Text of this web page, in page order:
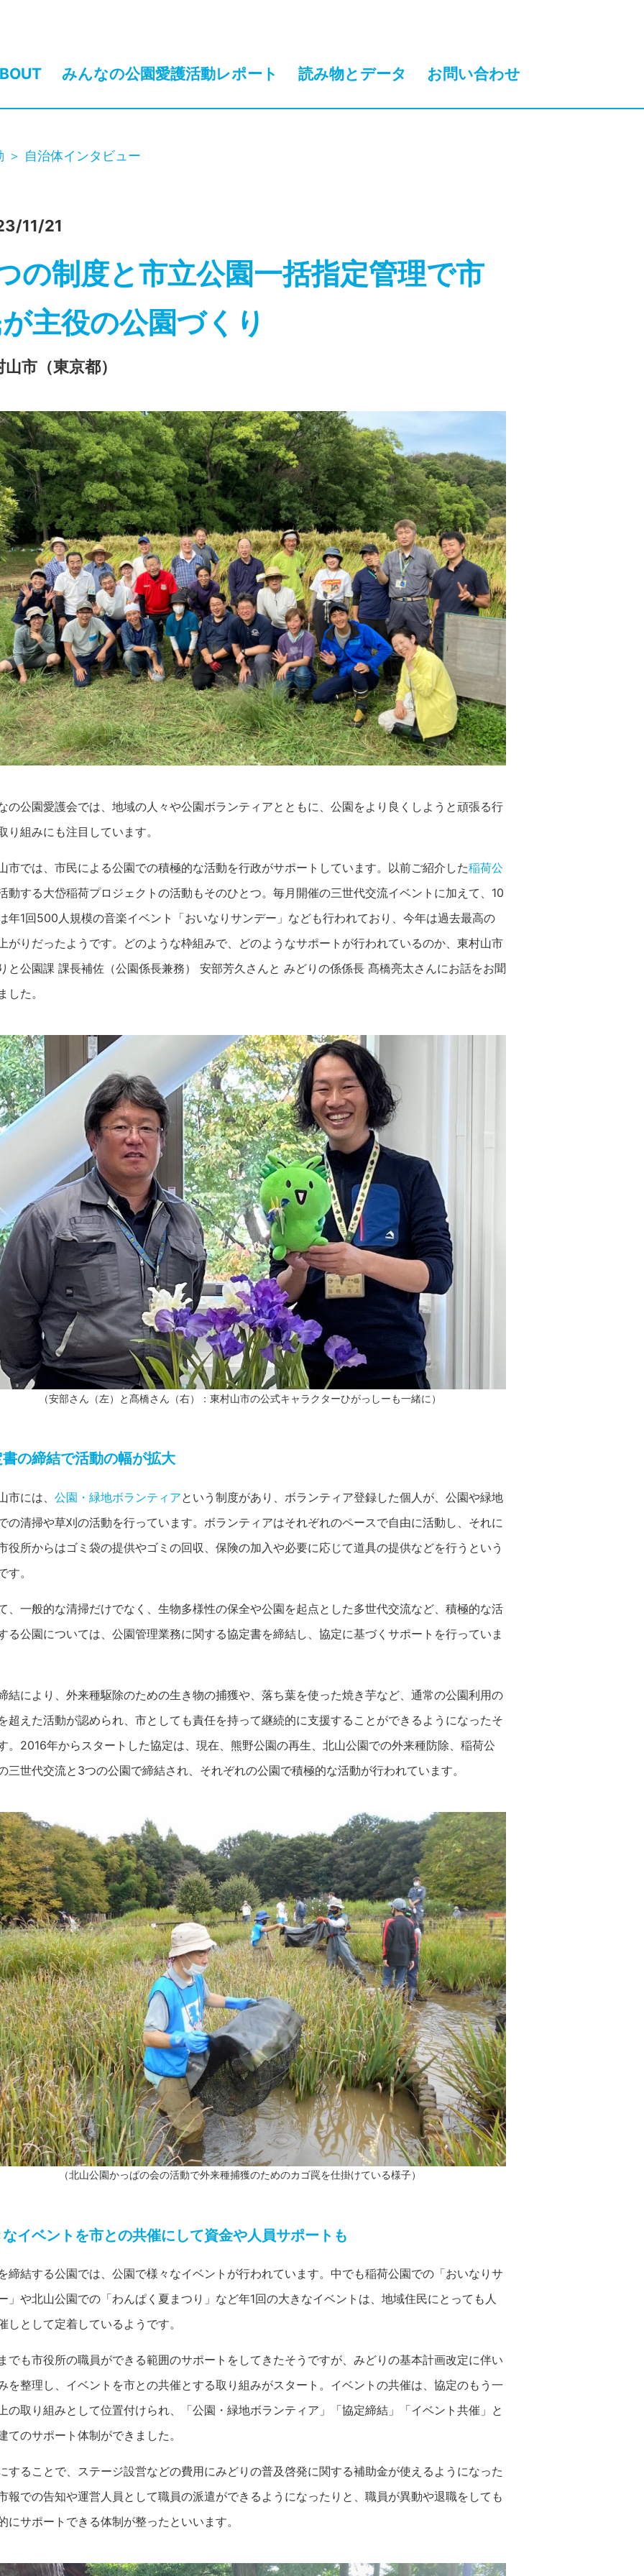
みんなの公園愛護活動レポート 読み物とデータ お問い合わせ
自治体インタビュー
11/21
の制度と市立公園一括指定管理で市
主役の公園づくり
市（東京都）
の公園愛護会では、地域の人々や公園ボランティアとともに、公園をより良くしようと頑張る行
り組みにも注目しています。
市では、市民による公園での積極的な活動を行政がサポートしています。以前ご紹介した稲荷公
動する大岱稲荷プロジェクトの活動もそのひとつ。毎月開催の三世代交流イベントに加えて、10
年1回500人規模の音楽イベント「おいなりサンデー」なども行われており、今年は過去最高の
がりだったようです。どのような枠組みで、どのようなサポートが行われているのか、東村山市
と公園課 課長補佐（公園係長兼務） 安部芳久さんと みどりの係係長 髙橋亮太さんにお話をお聞
した。
（安部さん（左）と髙橋さん（右）：東村山市の公式キャラクターひがっしーも一緒に）
の締結で活動の幅が拡大
市には、 公園・緑地ボランティアという制度があり、ボランティア登録した個人が、公園や緑地
の清掃や草刈の活動を行っています。ボランティアはそれぞれのペースで自由に活動し、それに
役所からはゴミ袋の提供やゴミの回収、保険の加入や必要に応じて道具の提供などを行うという
す。
、一般的な清掃だけでなく、生物多様性の保全や公園を起点とした多世代交流など、積極的な活
る公園については、公園管理業務に関する協定書を締結し、協定に基づくサポートを行っていま
結により、外来種駆除のための生き物の捕獲や、落ち葉を使った焼き芋など、通常の公園利用の
超えた活動が認められ、市としても責任を持って継続的に支援することができるようになったそ
。2016年からスタートした協定は、現在、熊野公園の再生、北山公園での外来種防除、稲荷公
三世代交流と3つの公園で締結され、それぞれの公園で積極的な活動が行われています。
（北山公園かっぱの会の活動で外来種捕獲のためのカゴ罠を仕掛けている様子）
イベントを市との共催にして資金や人員サポートも
締結する公園では、公園で様々なイベントが行われています。中でも稲荷公園での「おいなりサ
」や北山公園での「わんぱく夏まつり」など年1回の大きなイベントは、地域住民にとっても人
しとして定着しているようです。
でも市役所の職員ができる範囲のサポートをしてきたそうですが、みどりの基本計画改定に伴い
を整理し、イベントを市との共催とする取り組みがスタート。イベントの共催は、協定のもう一
の取り組みとして位置付けられ、「公園・緑地ボランティア」「協定締結」「イベント共催」と
てのサポート体制ができました。
することで、ステージ設営などの費用にみどりの普及啓発に関する補助金が使えるようになった
報での告知や運営人員として職員の派遣ができるようになったりと、職員が異動や退職をしても
にサポートできる体制が整ったといいます。